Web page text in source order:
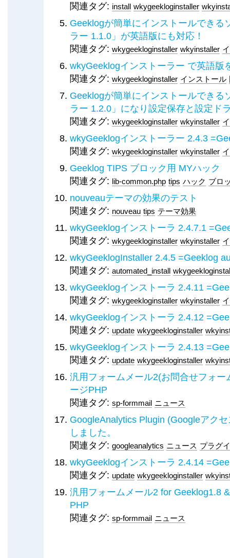
関連タグ: install wkygeekloginstaller
Geeklogが簡単にインストールできる
ラー 1.1.0」が英語版にも対応！
関連タグ: wkygeekloginstaller wkyinstaller
wkyGeeklogインストーラー で英語版
関連タグ: wkygeekloginstaller インストール
Geeklogが簡単にインストールできる
ラー 1.2.0」になり設定保存と設定ド
関連タグ: wkygeekloginstaller wkyinstaller
wkyGeeklogインストーラー 2.4.3
関連タグ: wkygeekloginstaller wkyinstaller
Geeklog TIPS ブロック用 MYハック
関連タグ:
lib-common.php tips ハック ブロ
nouveauテーマの効果のテスト
関連タグ: nouveau tips テーマ効果
wkyGeeklogインストーラ 2.4.7.1
関連タグ: wkygeekloginstaller wkyinstaller
wkyGeeklogInstaller 2.4.5 =Geeklog
関連タグ: automated_install
wkyGeeklogインストーラ 2.4.11
関連タグ: wkygeekloginstaller wkyinstaller
wkyGeeklogインストーラ 2.4.12
関連タグ: update wkygeekloginstaller
wkyGeeklogインストーラ 2.4.13
関連タグ: update wkygeekloginstaller
汎用フォームメール2(お問合せフォ
ージPHP
関連タグ: sp-formmail ニュース
GoogleAnalytics Plugin (Googleアク
しました。
関連タグ: googleanalytics ニュース プラグ
wkyGeeklogインストーラ 2.4.14
関連タグ: update wkygeekloginstaller
汎用フォームメール2 for Geeklog1.8
PHP
関連タグ: sp-formmail ニュース